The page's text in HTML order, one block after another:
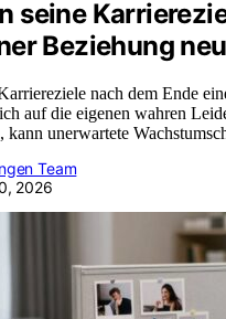
seine
Beziehung
nach dem Ende
auf die eigenen wahren
kann unerwartete
Team
2026